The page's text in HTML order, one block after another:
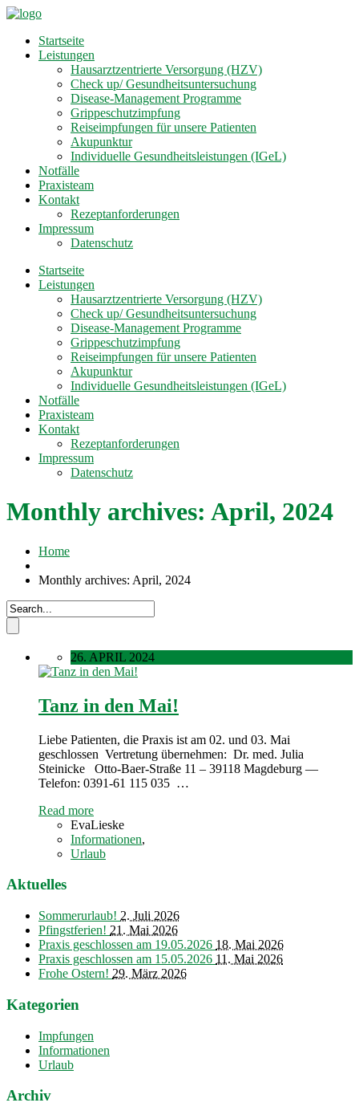
Startseite
Leistungen
Hausarztzentrierte Versorgung (HZV)
Check up/ Gesundheitsuntersuchung
Disease-Management Programme
Grippeschutzimpfung
Reiseimpfungen für unsere Patienten
Akupunktur
Individuelle Gesundheitsleistungen (IGeL)
Notfälle
Praxisteam
Kontakt
Rezeptanforderungen
Impressum
Datenschutz
Startseite
Leistungen
Hausarztzentrierte Versorgung (HZV)
Check up/ Gesundheitsuntersuchung
Disease-Management Programme
Grippeschutzimpfung
Reiseimpfungen für unsere Patienten
Akupunktur
Individuelle Gesundheitsleistungen (IGeL)
Notfälle
Praxisteam
Kontakt
Rezeptanforderungen
Impressum
Datenschutz
Monthly archives: April, 2024
Home
Monthly archives: April, 2024
26. APRIL 2024
Tanz in den Mai!
Liebe Patienten, die Praxis ist am 02. und 03. Mai
geschlossen Vertretung übernehmen: Dr. med. Julia
Steinicke Otto-Baer-Straße 11 – 39118 Magdeburg —
Telefon: 0391-61 115 035 …
Read more
EvaLieske
Informationen,
Urlaub
Aktuelles
Sommerurlaub! 2. Juli 2026
Pfingstferien! 21. Mai 2026
Praxis geschlossen am 19.05.2026 18. Mai 2026
Praxis geschlossen am 15.05.2026 11. Mai 2026
Frohe Ostern! 29. März 2026
Kategorien
Impfungen
Informationen
Urlaub
Archiv